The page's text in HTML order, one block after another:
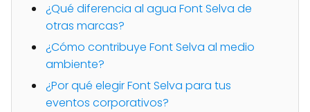
¿Qué diferencia al agua Font Selva de
otras marcas?
¿Cómo contribuye Font Selva al medio
ambiente?
¿Por qué elegir Font Selva para tus
eventos corporativos?